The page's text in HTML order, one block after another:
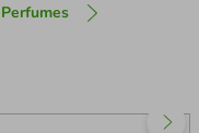
Perfumes